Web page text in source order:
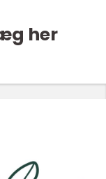
her